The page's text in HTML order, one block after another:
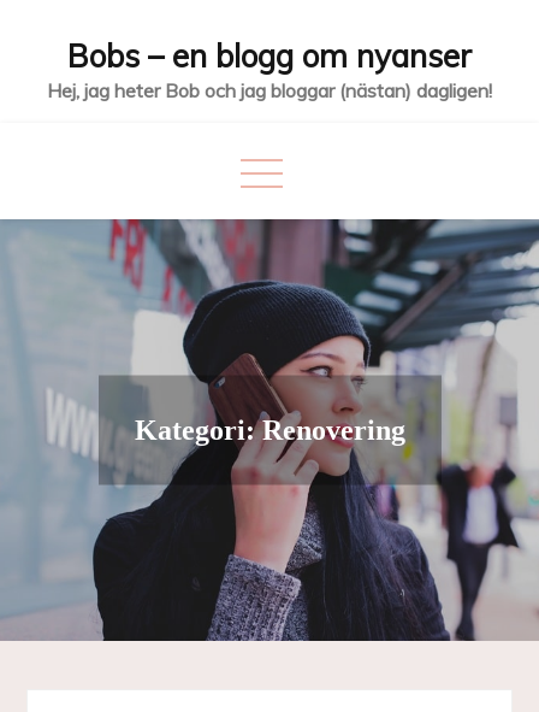
innehåll
Bobs – en blogg om nyanser
Hej, jag heter Bob och jag bloggar (nästan) dagligen!
Kategori:Renovering